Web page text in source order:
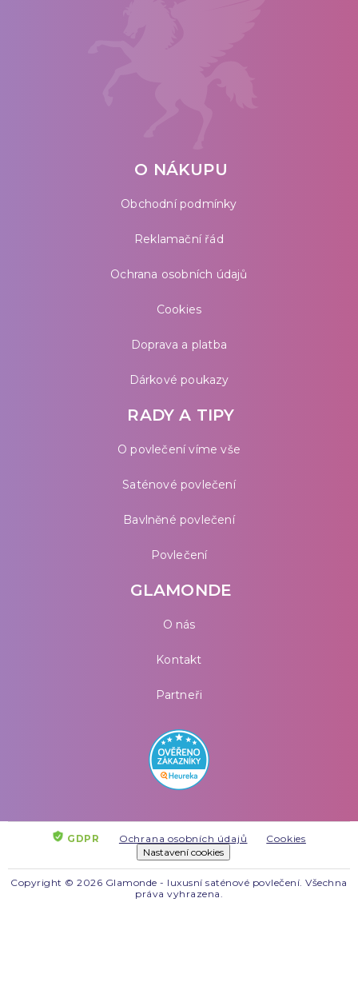
O NÁKUPU
Obchodní podmínky
Reklamační řád
Ochrana osobních údajů
Cookies
Doprava a platba
Dárkové poukazy
RADY A TIPY
O povlečení víme vše
Saténové povlečení
Bavlněné povlečení
Povlečení
GLAMONDE
O nás
Kontakt
Partneři
GDPR Ochrana osobních údajů
Cookies
Nastavení cookies
Copyright © 2026 Glamonde - luxusní saténové povlečení. Všechna
práva vyhrazena.